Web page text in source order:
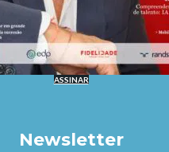
ASSINAR
Newsletter